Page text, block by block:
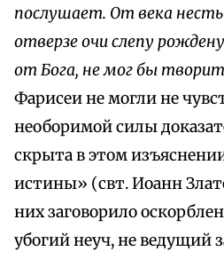
послушает. От века
отверзе очи слепу
от Бога, не мог бы
Фарисеи не могли не
необоримой силы
скрыта в этом
истины» (свт. Иоанн
них заговорило
убогий неуч, не ведущий